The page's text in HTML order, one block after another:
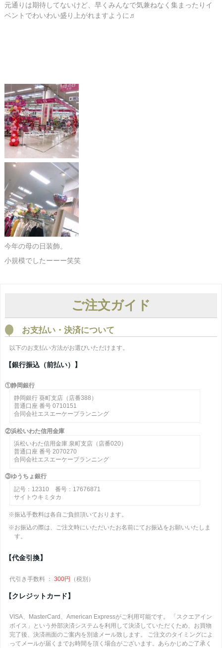
元通りは期待してないけど、早くみんなで気兼ねなく集まったりイ
ベントでわいわい盛り上がれますように♬
今年の母の日装飾。
小規模でしたーーー笑笑
ご注文ガイド
お支払い・決済について
以下のお支払い方法がお選びいただけます。
【銀行振込（前払い）】
①静岡銀行
静岡銀行 葵町支店（店番388）
普通口座 番号 0710151
合同会社エスエーケープランニング
②浜松いわた信用金庫
浜松いわた信用金庫 泉町支店（店番020）
普通口座 番号 2070270
合同会社エスエーケープランニング
③ゆうちょ銀行
記号：12310 番号：17676871
サイトウキミタカ
※振込手数料は各自ご負担頂いております。
※お振込の際は、ご注文時にいただいたお名前にてお振込をお願いいたしま
す。
【代金引換】
代引き手数料 ： 300円 （税別）
【クレジットカード】
VISA、MasterCard、American Expressがご利用可能です。 「スクエアイン
ボイス」という外部決済システムを利用して決済していただくため、お買物
完了後、決済画面のご案内を別途メール致します。 ご注文のタイミングによ
ってメールが届くまでお時間を頂く場合がございます。あらかじめご了承く